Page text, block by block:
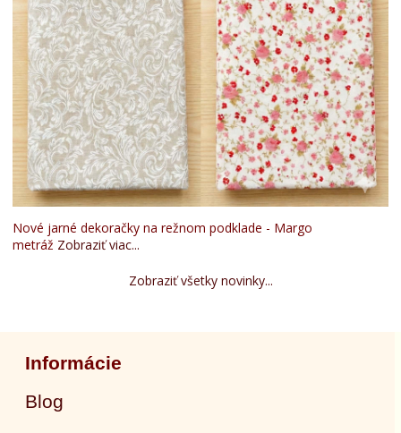
Nové jarné dekoračky na režnom podklade - Margo
metráž Zobraziť viac...
Zobraziť všetky novinky...
Informácie
Blog